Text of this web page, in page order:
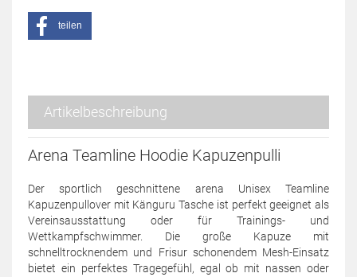
teilen
Artikelbeschreibung
Arena Teamline Hoodie Kapuzenpulli
Der sportlich geschnittene arena Unisex Teamline
Kapuzenpullover mit Känguru Tasche ist perfekt geeignet als
Vereinsausstattung oder für Trainings- und
Wettkampfschwimmer. Die große Kapuze mit
schnelltrocknendem und Frisur schonendem Mesh-Einsatz
bietet ein perfektes Tragegefühl, egal ob mit nassen oder